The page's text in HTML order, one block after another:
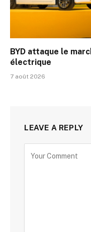
BYD attaque le
électrique
7 août 2026
LEAVE A REPLY